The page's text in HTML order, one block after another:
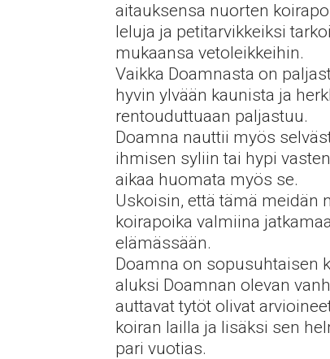
aitauksensa nuorten
leluja ja petitarvikkeiksi
mukaansa vetoleikkeihin.
Vaikka Doamnasta on
hyvin ylvään kaunista ja
rentouduttuaan paljastuu.
Doamna nauttii myös
ihmisen syliin tai hypi
aikaa huomata myös se.
Uskoisin, että tämä meidän
koirapoika valmiina
elämässään.
Doamna on sopusuhtaisen
aluksi Doamnan olevan
auttavat tytöt olivat
koiran lailla ja lisäksi sen
pari vuotias.